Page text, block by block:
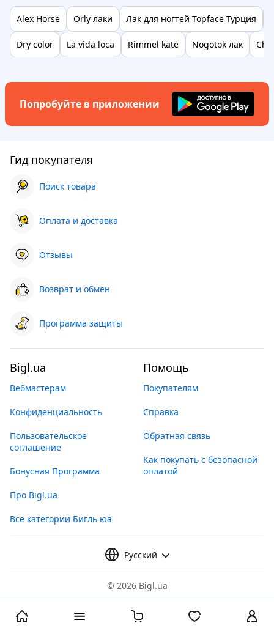
Alex Horse Orly лаки Лак для ногтей Topface Турция
Dry color La vida loca Rimmel kate Nogotok лак
Попробуйте в приложении
Гид покупателя
Поиск товара
Оплата и доставка
Отзывы
Возврат и обмен
Программа защиты
Bigl.ua
Вебмастерам
Конфиденциальность
Пользовательское
соглашение
Бонусная Программа
Про Bigl.ua
Все категории Бигль юа
Помощь
Покупателям
Справка
Обратная связь
Как покупать с безопасной
оплатой
Русский
© 2026 Bigl.ua